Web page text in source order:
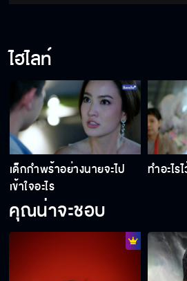
คนยอมโดนตบ ก็
ผู้ชายคนนั้น มันเลื
ไฮไลท์
เด็กกำพร้าอย่างนายจะไป
เข้าใจอะไร
ทำอะไร
คุณน่าจะชอบ